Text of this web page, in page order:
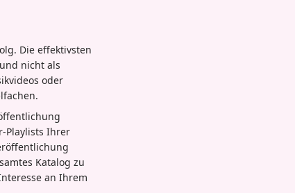
Die effektivsten
nicht als
oder
Playlists Ihrer
Katalog zu
an Ihrem